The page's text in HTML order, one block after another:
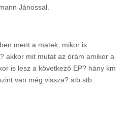
Jánossal.
ment a matek, mikor is
akkor mit mutat az órám amikor a
is lesz a következő EP? hány km
van még vissza? stb stb.